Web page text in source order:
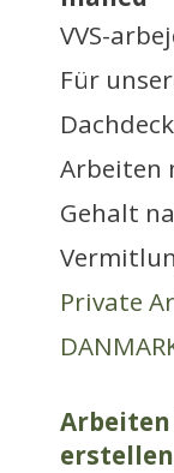
VVS-
Für
Arbeiten
Gehalt
Private